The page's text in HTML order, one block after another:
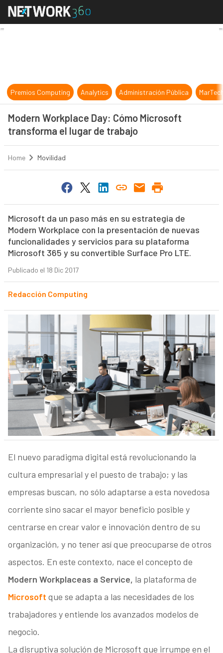
Modern Workplace Day: Cómo
Premios Computing Analytics Administración Pública
Modern Workplace Day: Cómo Microsoft
transforma el lugar de trabajo
Home Movilidad
Microsoft da un paso más en su estrategia de
Modern Workplace con la presentación de nuevas
funcionalidades y servicios para su plataforma
Microsoft 365 y su convertible Surface Pro LTE.
Publicado el 18 Dic 2017
Redacción Computing
El nuevo paradigma digital está revolucionando la
cultura empresarial y el puesto de trabajo; y las
empresas buscan, no sólo adaptarse a esta novedosa
corriente sino sacar el mayor beneficio posible y
centrarse en crear valor e innovación dentro de su
organización, y no tener así que preocuparse de otros
aspectos. En este contexto, nace el concepto de
Modern Workplaceas a Service, la plataforma de
Microsoft que se adapta a las necesidades de los
trabajadores y entiende los avanzados modelos de
negocio.
La disruptiva solución de Microsoft que irrumpe en el